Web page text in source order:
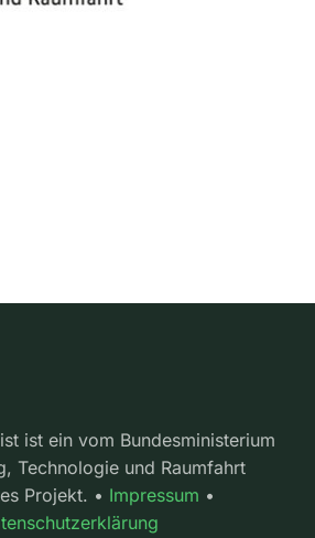
ist ein vom Bundesministerium
Technologie und Raumfahrt
Projekt. • Impressum •